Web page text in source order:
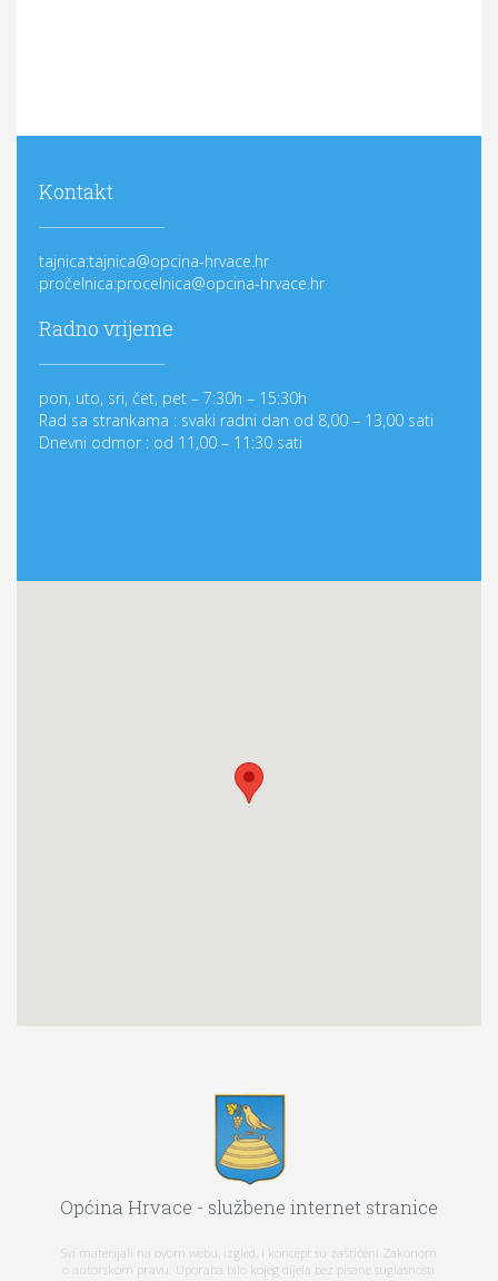
Kontakt
tajnica:tajnica@opcina-hrvace.hr
pročelnica:procelnica@opcina-hrvace.hr
Radno vrijeme
pon, uto, sri, čet, pet – 7:30h – 15:30h
Rad sa strankama : svaki radni dan od 8,00 – 13,00 sati
Dnevni odmor : od 11,00 – 11:30 sati
Općina Hrvace - službene internet stranice
Svi materijali na ovom webu, izgled, i koncept su zaštićeni Zakonom
o autorskom pravu. Uporaba bilo kojeg dijela bez pisane suglasnosti